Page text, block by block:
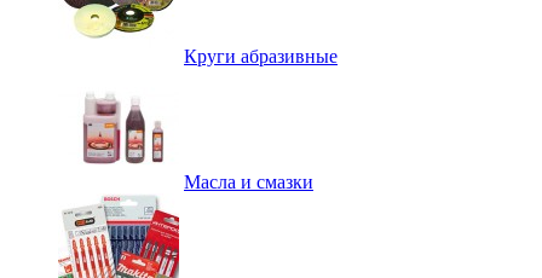
Круги абразивные
Масла и смазки